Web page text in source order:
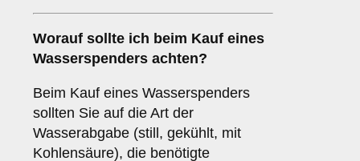
Worauf sollte ich beim Kauf eines
Wasserspenders achten?
Beim Kauf eines Wasserspenders
sollten Sie auf die Art der
Wasserabgabe (still, gekühlt, mit
Kohlensäure), die benötigte